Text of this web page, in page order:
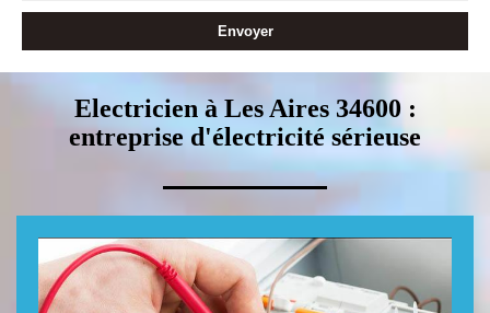
Electricien à Les Aires 34600 :
entreprise d'électricité sérieuse